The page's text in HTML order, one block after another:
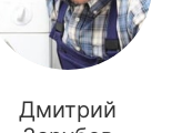
Дмитрий